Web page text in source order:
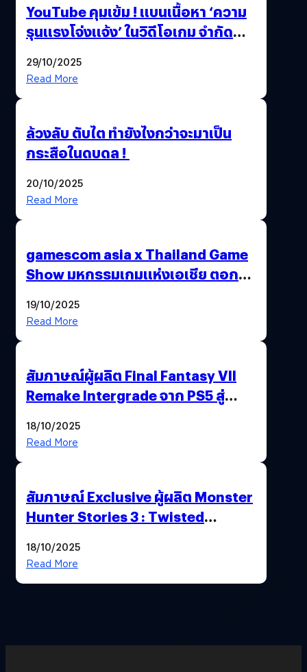
YouTube คุมเข้ม ! แบนเนื้อหา ‘ความ
รุนแรงโจ่งแจ้ง’ ในวิดีโอเกม จำกัด
29/10/2025
Read More
ล้วงลับ ตับไต ทำยังไงกว่าจะมาเป็น
กระสือในดบดล !
20/10/2025
Read More
gamescom asia x Thailand Game
Show มหกรรมเกมแห่งเอเชีย ตอกย้ำ
พาณิชย์ร่วมชูความสำเร็จ
19/10/2025
Read More
สัมภาษณ์ผู้ผลิต Final Fantasy VII
Remake Intergrade จาก PS5 สู่
18/10/2025
Read More
สัมภาษณ์ Exclusive ผู้ผลิต Monster
Hunter Stories 3 : Twisted
สวยฉ่ำ !
18/10/2025
Read More